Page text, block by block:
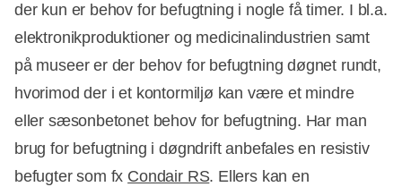
der kun er behov for befugtning i nogle få timer. I bl.a.
elektronikproduktioner og medicinalindustrien samt
på museer er der behov for befugtning døgnet rundt,
hvorimod der i et kontormiljø kan være et mindre
eller sæsonbetonet behov for befugtning. Har man
brug for befugtning i døgndrift anbefales en resistiv
befugter som fx Condair RS. Ellers kan en